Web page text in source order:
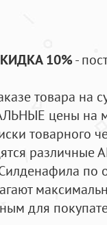
10%-
товара на
цены на
товарного
по
для